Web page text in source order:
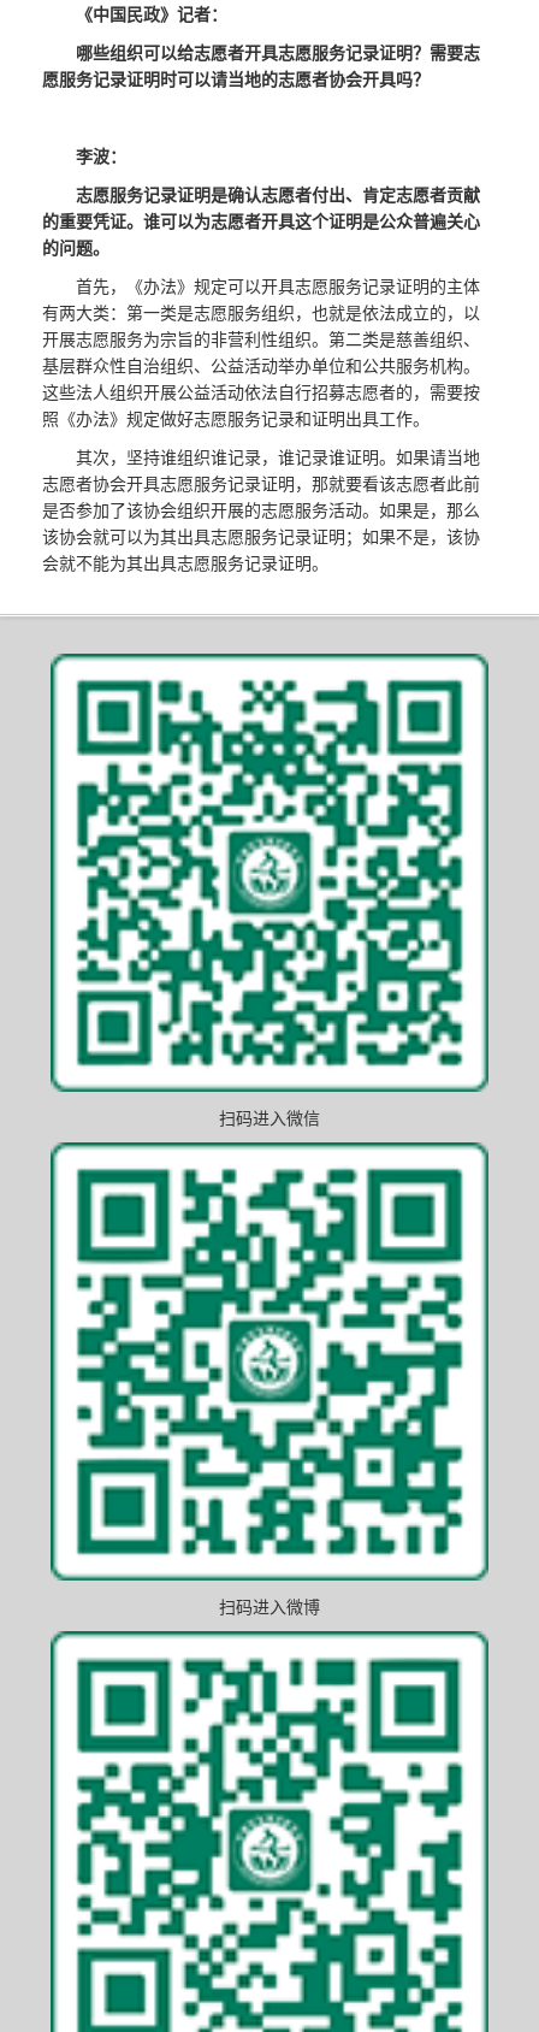
《中国民政》记者：
哪些组织可以给志愿者开具志愿服务记录证明？需要志
愿服务记录证明时可以请当地的志愿者协会开具吗？
李波：
志愿服务记录证明是确认志愿者付出、肯定志愿者贡献
的重要凭证。谁可以为志愿者开具这个证明是公众普遍关心
的问题。
首先，《办法》规定可以开具志愿服务记录证明的主体
有两大类：第一类是志愿服务组织，也就是依法成立的，以
开展志愿服务为宗旨的非营利性组织。第二类是慈善组织、
基层群众性自治组织、公益活动举办单位和公共服务机构。
这些法人组织开展公益活动依法自行招募志愿者的，需要按
照《办法》规定做好志愿服务记录和证明出具工作。
其次，坚持谁组织谁记录，谁记录谁证明。如果请当地
志愿者协会开具志愿服务记录证明，那就要看该志愿者此前
是否参加了该协会组织开展的志愿服务活动。如果是，那么
该协会就可以为其出具志愿服务记录证明；如果不是，该协
会就不能为其出具志愿服务记录证明。
扫码进入微信
扫码进入微博